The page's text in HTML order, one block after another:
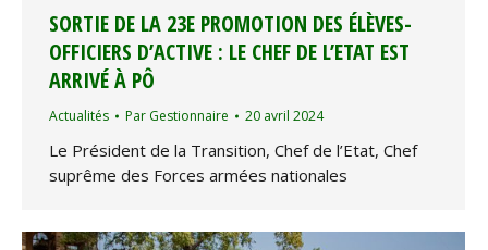
SORTIE DE LA 23E PROMOTION DES ÉLÈVES-
OFFICIERS D’ACTIVE : LE CHEF DE L’ETAT EST
ARRIVÉ À PÔ
Actualités Par Gestionnaire 20 avril 2024
Le Président de la Transition, Chef de l’Etat, Chef
suprême des Forces armées nationales